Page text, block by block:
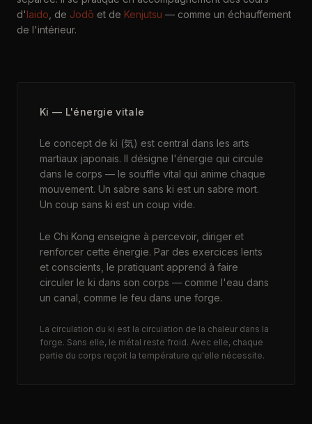
d'Iaido , de Jodō et de Kenjutsu — comme un échauffement
de l'intérieur.
Ki — L'énergie vitale
Le concept de ki (気) est central dans les arts
martiaux japonais. Il désigne l'énergie qui circule
dans le corps — le souffle vital qui anime chaque
mouvement. Un sabre sans ki est un sabre mort.
Un coup sans ki est un coup vide.
Le Chi Kong enseigne à percevoir, diriger et
renforcer cette énergie. Par des exercices lents
et conscients, le pratiquant apprend à faire
circuler le ki dans son corps — comme l'eau dans
un canal, comme le feu dans une forge.
La circulation du ki est la circulation de la chaleur dans la
forge. Sans elle, le métal reste froid. Avec elle, chaque
partie du corps reçoit la température qu'elle nécessite.